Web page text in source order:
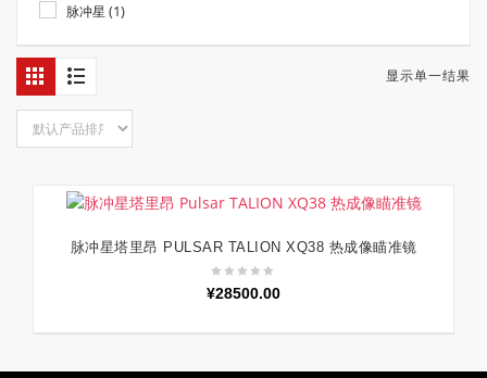
脉冲星 (1)
显示单一结果
加入购物车
脉冲星塔里昂 PULSAR TALION XQ38 热成像瞄准镜
¥28500.00